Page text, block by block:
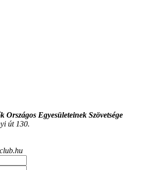
Országos Egyesületeinek Szövetsége
út 130.